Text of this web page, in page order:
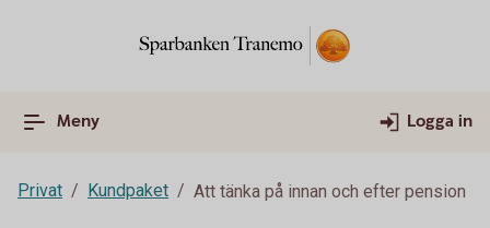
Meny Logga in
Privat Kundpaket Att tänka på innan och efter pension